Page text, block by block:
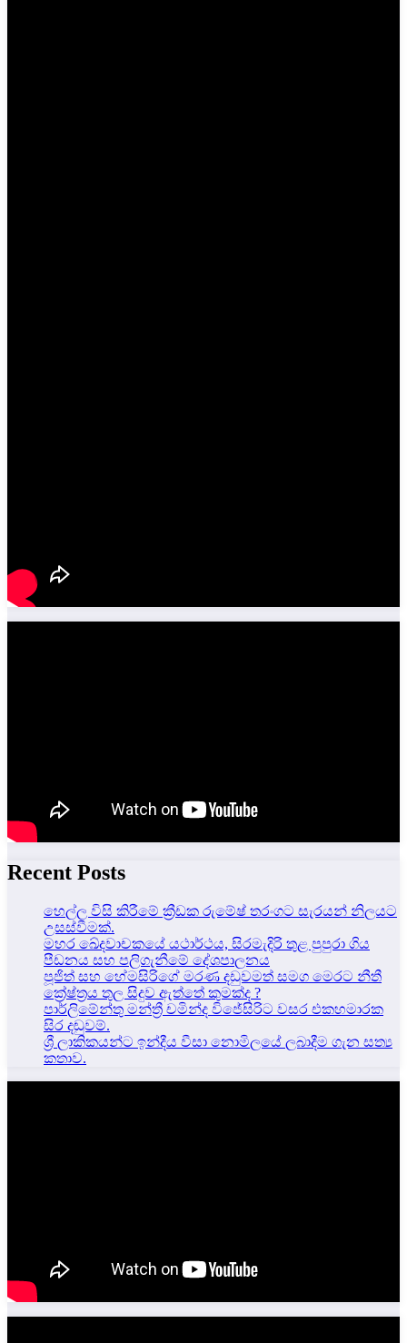
Recent Posts
හෙල්ල විසි කිරීමේ ක්‍රීඩක රුමේෂ් තරංගට සැරයන් නිලයට
උසස්වීමක්.
මහර ඛේදවාචකයේ යථාර්ථය, සිරමැදිරි තුළ පුපුරා ගිය
පීඩනය සහ පලිගැනීමේ දේශපාලනය
පූජිත් සහ හේමසිරිගේ මරණ දඩුවමත් සමග මෙරට නීතී
ක්‍රේෂ්ත්‍රය තුල සිදුව ඇත්තේ කුමක්ද ?
පාර්ලිමේන්තු මන්ත්‍රී චමින්ද විජේසිරිට වසර එකහමාරක
සිර දඬුවම්.
ශ්‍රී ලාකිකයන්ට ඉන්දීය වීසා නොමිලයේ ලබාදීම ගැන සත්‍ය
කතාව.